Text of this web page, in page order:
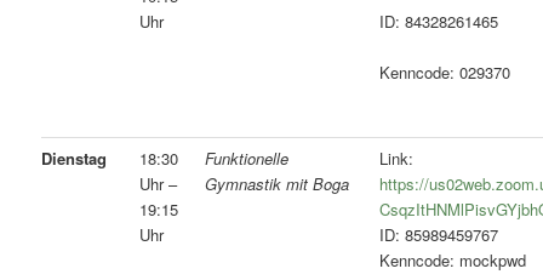
Uhr
ID: 84328261465
Kenncode: 029370
Dienstag
18:30
Uhr –
19:15
Uhr
Funktionelle
Gymnastik mit Boga
Link:
https://
ID: 85989459767
Kenncode: mockpwd